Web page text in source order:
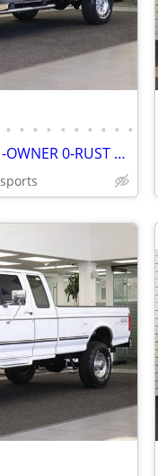
• • • • • • • • • •
2002 FORD F-350 7.3L 78K 1-OWNER 0-RUST 4X4 F350 F250 2003 2001 2000